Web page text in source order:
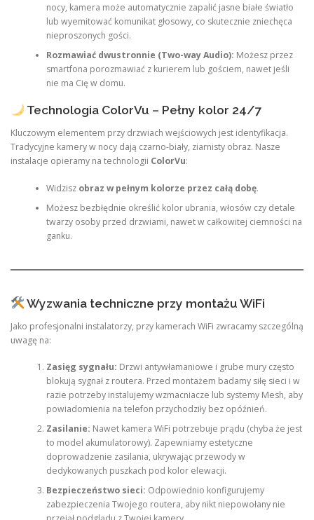
nocy, kamera może automatycznie zapalić jasne białe światło
lub wyemitować komunikat głosowy, co skutecznie zniechęca
nieproszonych gości.
Rozmawiać dwustronnie (Two-way Audio): Możesz przez
smartfona porozmawiać z kurierem lub gościem, nawet jeśli
nie ma Cię w domu.
Technologia ColorVu – Pełny kolor 24/7
Kluczowym elementem przy drzwiach wejściowych jest identyfikacja.
Tradycyjne kamery w nocy dają czarno-biały, ziarnisty obraz. Nasze
instalacje opieramy na technologii ColorVu:
Widzisz obraz w pełnym kolorze przez całą dobę.
Możesz bezbłędnie określić kolor ubrania, włosów czy detale
twarzy osoby przed drzwiami, nawet w całkowitej ciemności na
ganku.
Wyzwania techniczne przy montażu WiFi
Jako profesjonalni instalatorzy, przy kamerach WiFi zwracamy szczególną
uwagę na:
Zasięg sygnału: Drzwi antywłamaniowe i grube mury często
blokują sygnał z routera. Przed montażem badamy siłę sieci i w
razie potrzeby instalujemy wzmacniacze lub systemy Mesh, aby
powiadomienia na telefon przychodziły bez opóźnień.
Zasilanie: Nawet kamera WiFi potrzebuje prądu (chyba że jest
to model akumulatorowy). Zapewniamy estetyczne
doprowadzenie zasilania, ukrywając przewody w
dedykowanych puszkach pod kolor elewacji.
Bezpieczeństwo sieci: Odpowiednio konfigurujemy
zabezpieczenia Twojego routera, aby nikt niepowołany nie